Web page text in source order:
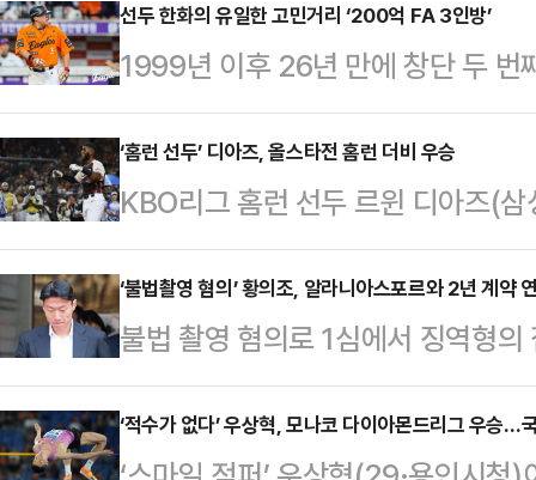
펼쳤다.이정후와 김혜성은 12일(한
의 오라클 파크에서 열린 ‘2025
선발로 나와 나란히 3안타를 기록
선발 출장한 이정후는 4타수 3안
끌어올렸다.다저스의 8번타자 2루
1득점 2도루로 맹…
선두 한화의 유일한 고민거리 ‘200억 FA 3인방’
1999년 이후 26년 만에 창단 두 번
로 기분 좋게 전반기를 마감했다
(승률 0.612)를 기록, 10개 구단 중
승을 완성한 뒤 전반기를 마감했다.
올스타 휴식기가 오히려 아쉬울 정
인으로 역사적인 한 해를 보내고 있
꼽을 수 있다. 폰세는 11승 무패 평
‘홈런 선두’ 디아즈, 올스타전 홈런 더비 우승
KBO리그 홈런 선두 르윈 디아즈(
우승을 차지했다.디아즈는 11일
SOL뱅크 KBO 올스타전 전야제 컴
홈런을 기록하며 7개의 박동원(LG
스타전 홈런 더비에서 삼성 선수가
디아즈는 우승으로 트로피와 상금
‘불법촬영 혐의’ 황의조, 알라니아스포르와 2년 계약
불법 촬영 혐의로 1심에서 징역형
신 황의조(33)가 소속팀인 튀르키
다.알라니아스포르는 12일(한국시
‘적수가 없다’ 우상혁, 모나코 다이아몬드리그 우승…